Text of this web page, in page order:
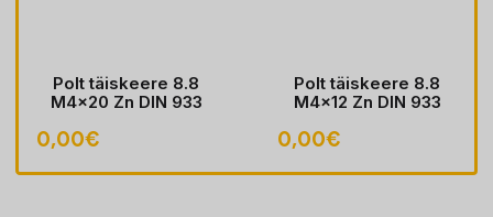
Polt täiskeere 8.8
M4x20 Zn DIN 933
0,00€
Polt täiskeere 8.8
M4x12 Zn DIN 933
0,00€